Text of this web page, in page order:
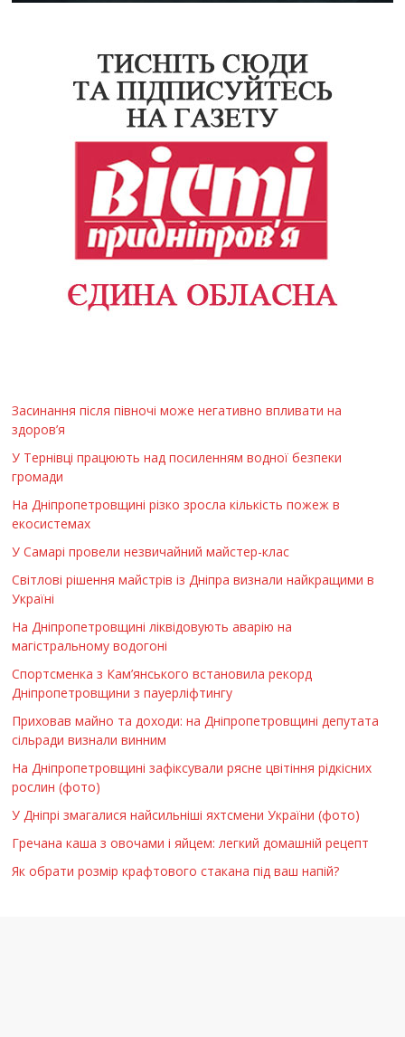
Засинання після півночі може негативно впливати на
здоров’я
У Тернівці працюють над посиленням водної безпеки
громади
На Дніпропетровщині різко зросла кількість пожеж в
екосистемах
У Самарі провели незвичайний майстер-клас
Світлові рішення майстрів із Дніпра визнали найкращими в
Україні
На Дніпропетровщині ліквідовують аварію на
магістральному водогоні
Спортсменка з Кам’янського встановила рекорд
Дніпропетровщини з пауерліфтингу
Приховав майно та доходи: на Дніпропетровщині депутата
сільради визнали винним
На Дніпропетровщині зафіксували рясне цвітіння рідкісних
рослин (фото)
У Дніпрі змагалися найсильніші яхтсмени України (фото)
Гречана каша з овочами і яйцем: легкий домашній рецепт
Як обрати розмір крафтового стакана під ваш напій?